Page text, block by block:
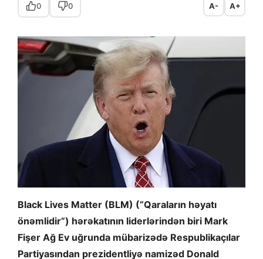
0 0 A- A+
Black Lives Matter (BLM) (“Qaraların həyatı
önəmlidir”) hərəkatının liderlərindən biri Mark
Fişer Ağ Ev uğrunda mübarizədə Respublikaçılar
Partiyasından prezidentliyə namizəd Donald